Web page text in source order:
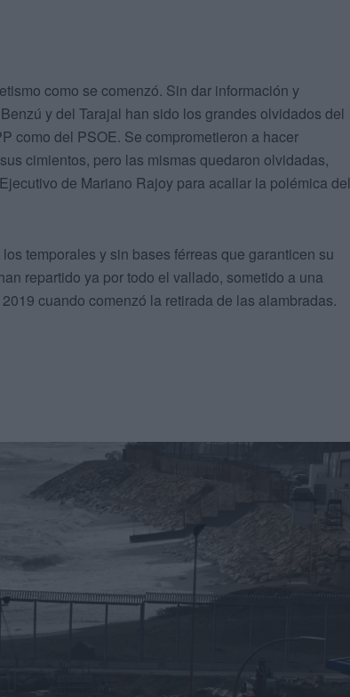
como se comenzó. Sin dar información y
y del Tarajal han sido los grandes olvidados del
como del PSOE. Se comprometieron a hacer
cimientos, pero las mismas quedaron olvidadas,
de Mariano Rajoy para acallar la polémica del
temporales y sin bases férreas que garanticen su
repartido ya por todo el vallado, sometido a una
cuando comenzó la retirada de las alambradas.